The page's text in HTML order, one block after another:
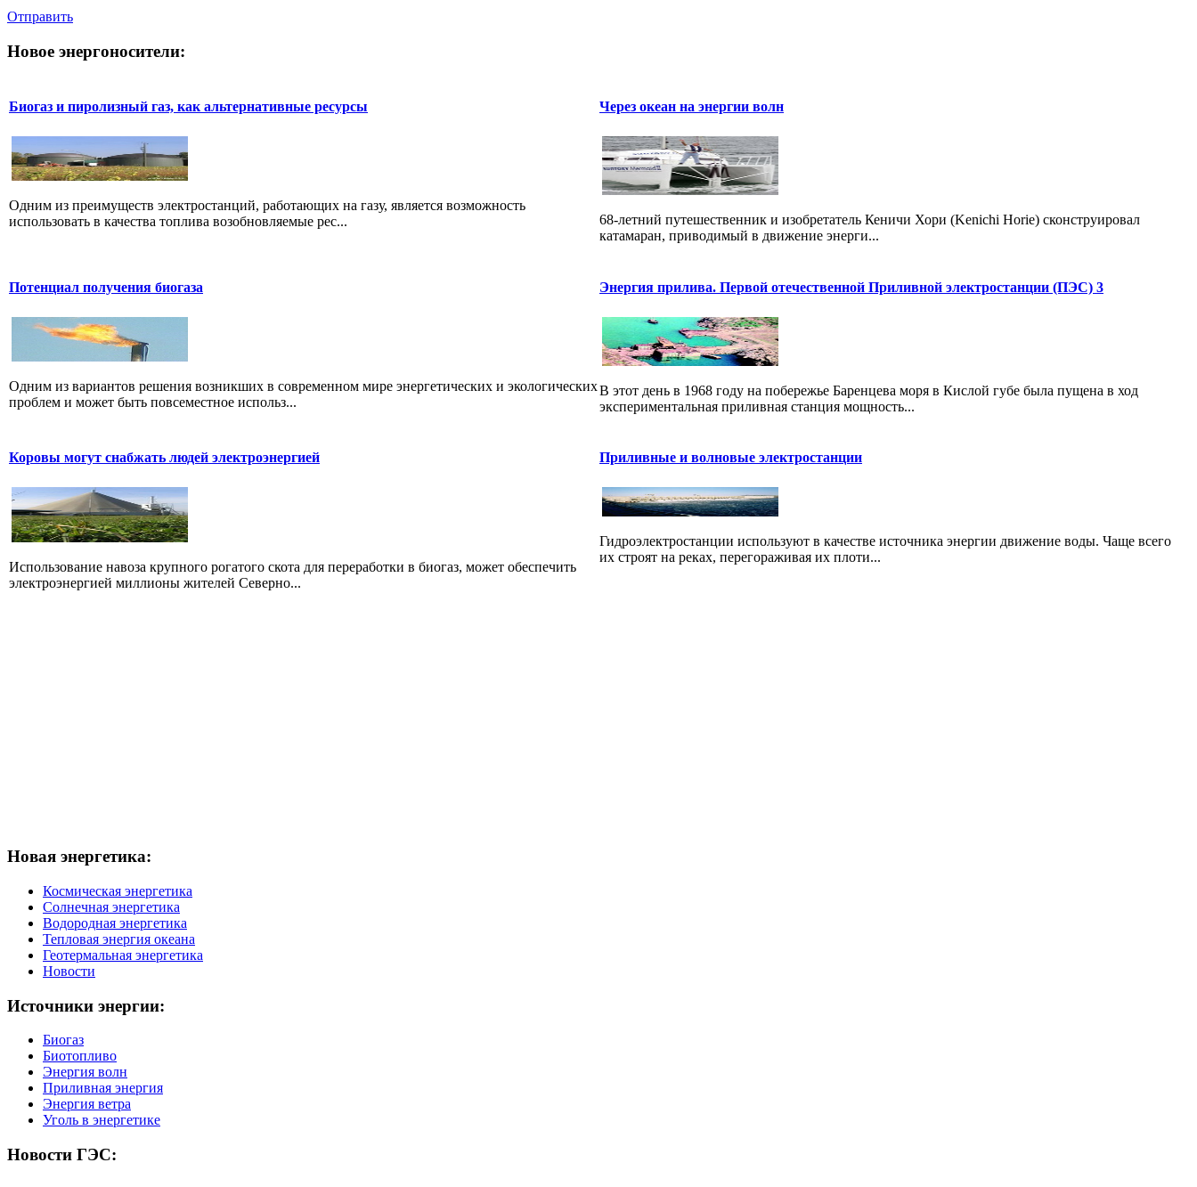
Отправить
Новое энергоносители:
Биогаз и пиролизный газ, как альтернативные ресурсы
Одним из преимуществ электростанций, работающих на газу, является возможность
использовать в качества топлива возобновляемые рес...
Через океан на энергии волн
68-летний путешественник и изобретатель Кеничи Хори (Kenichi Horie) сконструировал
катамаран, приводимый в движение энерги...
Потенциал получения биогаза
Одним из вариантов решения возникших в современном мире энергетических и экологических
проблем и может быть повсеместное использ...
Энергия прилива. Первой отечественной Приливной электростанции (ПЭС) 3
В этот день в 1968 году на побережье Баренцева моря в Кислой губе была пущена в ход
экспериментальная приливная станция мощность...
Коровы могут снабжать людей электроэнергией
Использование навоза крупного рогатого скота для переработки в биогаз, может обеспечить
электроэнергией миллионы жителей Северно...
Приливные и волновые электростанции
Гидроэлектростанции используют в качестве источника энергии движение воды. Чаще всего
их строят на реках, перегораживая их плоти...
Новая энергетика:
Космическая энергетика
Солнечная энергетика
Водородная энергетика
Тепловая энергия океана
Геотермальная энергетика
Новости
Источники энергии:
Биогаз
Биотопливо
Энергия волн
Приливная энергия
Энергия ветра
Уголь в энергетике
Новости ГЭС: